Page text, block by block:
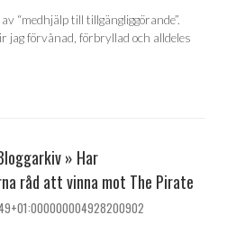
“medhjälp till tillgängliggörande”.
jag förvånad, förbryllad och alldeles
» Har
råd att vinna mot The Pirate